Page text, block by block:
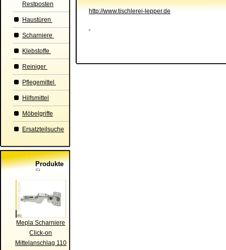
Restposten
Haustüren
Scharniere
Klebstoffe
Reiniger
Pflegemittel
Hilfsmittel
Möbelgriffe
Ersatzteilsuche
Produkte
Mepla Scharniere
Click-on
Mittelanschlag 110
http://www.tischlerei-lepper.de